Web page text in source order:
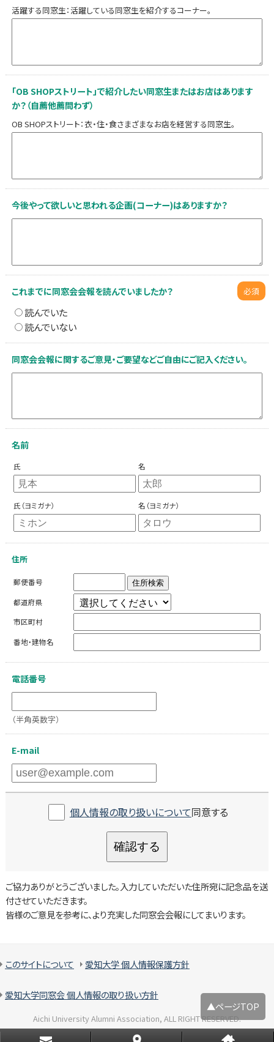
活躍する同窓生：活躍している同窓生を紹介するコーナー。
「OB SHOPストリート」で紹介したい同窓生またはお店はあります
か？（自薦他薦問わず）
OB SHOPストリート：衣・住・食さまざまなお店を経営する同窓生。
今後やって欲しいと思われる企画(コーナー)はありますか？
これまでに同窓会会報を読んでいましたか？ 必須
読んでいた
読んでいない
同窓会会報に関するご意見・ご要望などご自由にご記入ください。
名前
氏 名
氏（ヨミガナ） 名（ヨミガナ）
住所
郵便番号 住所検索
都道府県
市区町村
番地・建物名
電話番号
（半角英数字）
E-mail
個人情報の取り扱いについて同意する
確認する
ご協力ありがとうございました。入力していただいた住所宛に記念品を送
付させていただきます。
皆様のご意見を参考に、より充実した同窓会会報にしてまいります。
▲ページTOP
このサイトについて 愛知大学 個人情報保護方針
愛知大学同窓会 個人情報の取り扱い方針
Aichi University Alumni Association, ALL RIGHT RESERVED.